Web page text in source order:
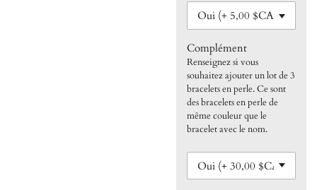
Complément
Renseignez si vous
souhaitez ajouter un lot de 3
bracelets en perle. Ce sont
des bracelets en perle de
même couleur que le
bracelet avec le nom.